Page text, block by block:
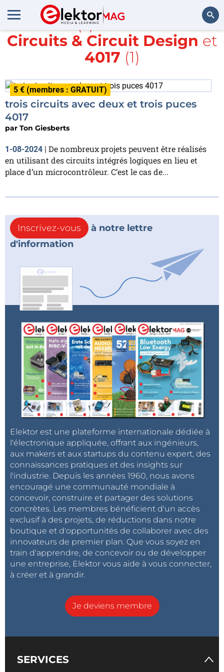
Rechercher
Article(s) avec la balise
Circuits & Circuit Design et
4017 (1)
5 € (membres : GRATUIT)
trois circuits avec deux et trois puces
4017
par Ton Giesberts
1-08-2024 | De nombreux projets peuvent être réalisés
en utilisant des circuits intégrés logiques en lieu et
place d’un microcontrôleur. C’est le cas de...
Inscrivez-vous
à notre lettre
d'information
Elektor est une plateforme internationale dédiée à
l'électronique appliquée, offrant aux ingénieurs,
aux makers et aux startups du contenu expert, des
connaissances pratiques et des insights sur
l'industrie. Depuis les années 1960, nous avons
encouragé une communauté mondiale à
concevoir, construire et partager des solutions
concrètes. Les membres bénéficient d'un accès
exclusif à des projets, de réductions dans notre
boutique et d'opportunités de collaborer avec des
innovateurs de premier plan. Que vous soyez en
train d'apprendre, de concevoir ou de développer
une entreprise, Elektor vous aide à vous connecter,
à créer et à grandir.
Je deviens membre
SERVICES